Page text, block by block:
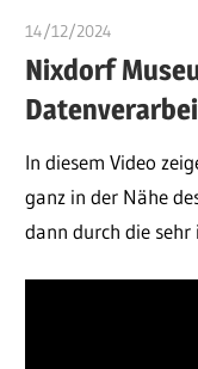
14/12/2024
Nixdorf
In diesem Video
ganz in der Nähe
dann durch die